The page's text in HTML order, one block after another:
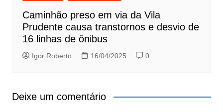
Caminhão preso em via da Vila
Prudente causa transtornos e desvio de
16 linhas de ônibus
Igor Roberto 16/04/2025 0
Deixe um comentário